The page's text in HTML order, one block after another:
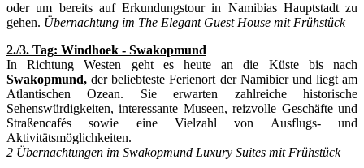
oder um bereits auf Erkundungstour in Namibias Hauptstadt zu
gehen. Übernachtung im The Elegant Guest House mit Frühstück
2./3. Tag: Windhoek - Swakopmund
In Richtung Westen geht es heute an die Küste bis nach
Swakopmund, der beliebteste Ferienort der Namibier und liegt am
Atlantischen Ozean. Sie erwarten zahlreiche historische
Sehenswürdigkeiten, interessante Museen, reizvolle Geschäfte und
Straßencafés sowie eine Vielzahl von Ausflugs- und
Aktivitätsmöglichkeiten.
2 Übernachtungen im Swakopmund Luxury Suites mit Frühstück